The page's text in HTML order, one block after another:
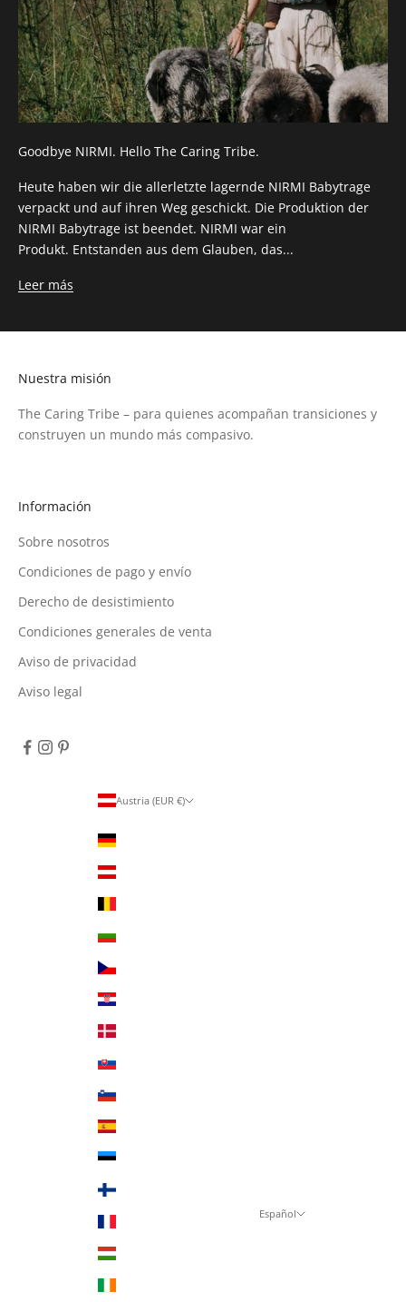
Goodbye NIRMI. Hello The Caring Tribe.
Heute haben wir die allerletzte lagernde NIRMI Babytrage
verpackt und auf ihren Weg geschickt. Die Produktion der
NIRMI Babytrage ist beendet. NIRMI war ein
Produkt. Entstanden aus dem Glauben, das...
Leer más
Nuestra misión
The Caring Tribe – para quienes acompañan transiciones y
construyen un mundo más compasivo.
Información
Sobre nosotros
Condiciones de pago y envío
Derecho de desistimiento
Condiciones generales de venta
Aviso de privacidad
Aviso legal
Austria (EUR €)
Alemania (EUR €)
Austria (EUR €)
Bulgaria (EUR €)
Chequia (CZK Kč)
Croacia (EUR €)
Dinamarca (DKK kr.)
Eslovaquia (EUR €)
Eslovenia (EUR €)
España (EUR €)
Estonia (EUR €)
Finlandia (EUR €)
Hungría (HUF Ft)
Español